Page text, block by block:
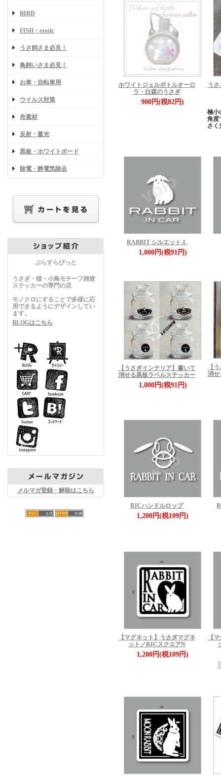
BIRD
FISH・exotic
うさ飼さま必見！
鳥飼いさま必見！
お車・自転車用
ウイルス対策
布素材
反射・蓄光
黒板・ホワイトボード
除電・静電気除去
ぷらすらびっと
うさぎ・猫・小鳥モチーフ雑貨
ステッカーの専門の店
モノクロにすることで多様に応
用できるようにデザインしてい
ます。
BLOGはこちら
メルマガ登録・解除はこちら
ホワイトジェルボトルオーロ
ラ・白森のうさぎ
900円(税82円)
う
極小
角度
さく
RABBIT シルエット-L
1,000円(税91円)
【うさぎインテリア】書いて
消せる黒板ラベルステッカー
1,000円(税91円)
【
消せ
RICハンドルロップ
1,200円(税109円)
【マグネット】うさぎマグネ
ット／RICスクエアN
1,200円(税109円)
【